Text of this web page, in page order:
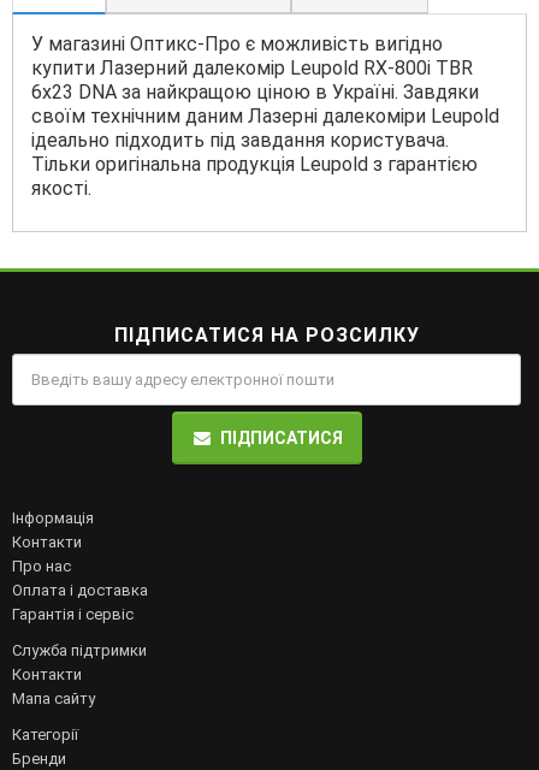
У магазині Оптикс-Про є можливість вигідно
купити Лазерний далекомір Leupold RX-800i TBR
6x23 DNA за найкращою ціною в Україні. Завдяки
своїм технічним даним Лазерні далекоміри Leupold
ідеально підходить під завдання користувача.
Тільки оригінальна продукція Leupold з гарантією
якості.
ПІДПИСАТИСЯ НА РОЗСИЛКУ
ПІДПИСАТИСЯ
Інформація
Контакти
Про нас
Оплата і доставка
Гарантія і сервіс
Служба підтримки
Контакти
Мапа сайту
Категорії
Бренди